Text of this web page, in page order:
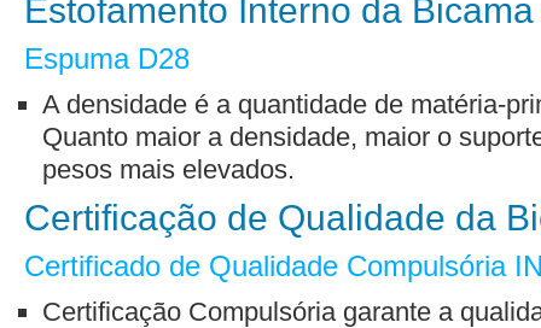
Estofamento Interno da
Espuma D28
A densidade é a quantidade de matéria-
Quanto maior a densidade, maior o
pesos mais elevados.
Certificação de Qualidade da
Certificado de Qualidade Compulsória
Certificação Compulsória garante a